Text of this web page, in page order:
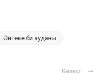
Әйтеке би ауданы
Келесі